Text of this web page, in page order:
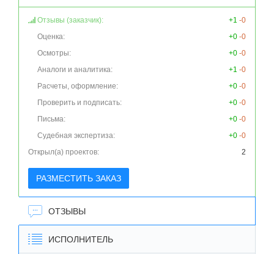
Отзывы (заказчик): +1 -0
Оценка:
+0 -0
Осмотры:
+0 -0
Аналоги и аналитика:
+1 -0
Расчеты, оформление:
+0 -0
Проверить и подписать:
+0 -0
Письма:
+0 -0
Судебная экспертиза:
+0 -0
Открыл(а) проектов:
2
РАЗМЕСТИТЬ ЗАКАЗ
ОТЗЫВЫ
ИСПОЛНИТЕЛЬ